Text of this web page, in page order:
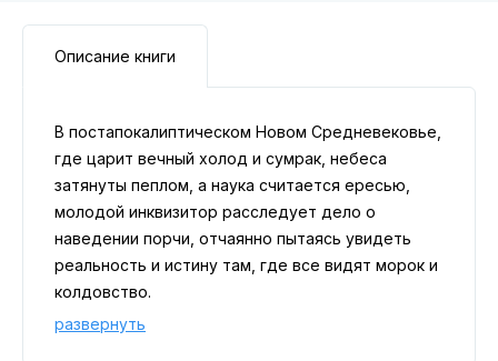
Описание книги
В постапокалиптическом Новом Средневековье,
где царит вечный холод и сумрак, небеса
затянуты пеплом, а наука считается ересью,
молодой инквизитор расследует дело о
наведении порчи, отчаянно пытаясь увидеть
реальность и истину там, где все видят морок и
колдовство.
Новый роман Анны Старобинец — уникальная
развернуть